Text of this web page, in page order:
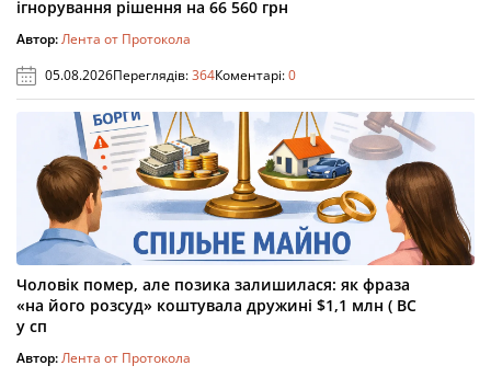
ігнорування рішення на 66 560 грн
Автор:Лента от Протокола
05.08.2026Переглядів:364Коментарі:0
Чоловік помер, але позика залишилася: як фраза
«на його розсуд» коштувала дружині $1,1 млн ( ВС
у сп
Автор:Лента от Протокола